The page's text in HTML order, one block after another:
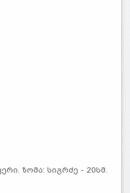
ზომა: სიგრძე - 20სმ.